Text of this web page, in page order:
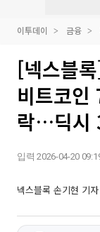
이투데이 금융
[넥스블
비트코
락…딕시
입력 2026-04-20
넥스블록 손기현 기자